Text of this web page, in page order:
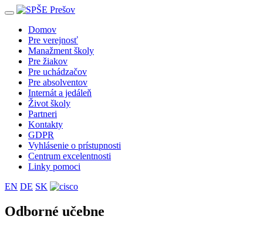
Toggle
navigationDomov
Pre verejnosť
Manažment školy
Pre žiakov
Pre uchádzačov
Pre absolventov
Internát a jedáleň
Život školy
Partneri
Kontakty
GDPR
Vyhlásenie o prístupnosti
Centrum excelentnosti
Linky pomoci
EN DE SK
Odborné učebne